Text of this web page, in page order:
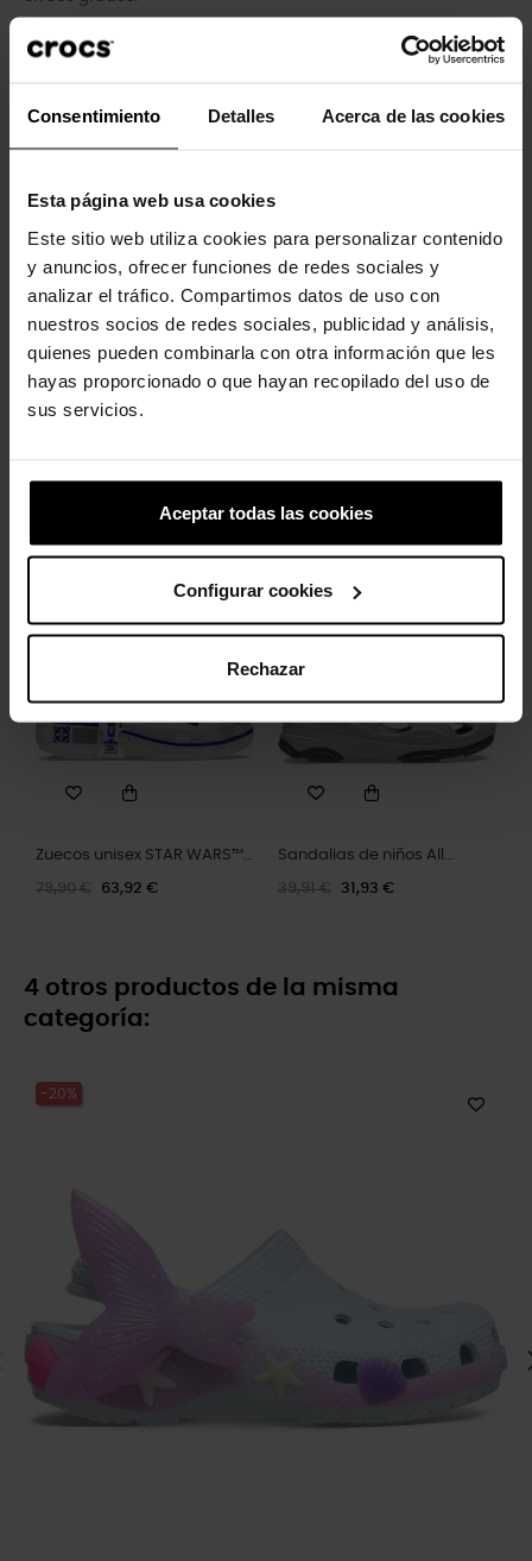
Consentimiento Detalles Acerca de las cookies
Esta página web usa cookies
Este sitio web utiliza cookies para personalizar contenido
y anuncios, ofrecer funciones de redes sociales y
analizar el tráfico. Compartimos datos de uso con
nuestros socios de redes sociales, publicidad y análisis,
quienes pueden combinarla con otra información que les
hayas proporcionado o que hayan recopilado del uso de
sus servicios.
Aceptar todas las cookies
Configurar cookies
Rechazar
Los clientes que compraron este
producto también han comprado:
-20%
Botas de niños Winter Puff K
49,90 € 39,92 €
-20%
Zapatillas de niños...
39,90 € 31,92 €
-20%
Zuecos unisex STAR WARS™...
79,90 € 63,92 €
-20%
Sandalias de niños All...
39,91 € 31,93 €
4 otros productos de la misma
categoría:
-20%